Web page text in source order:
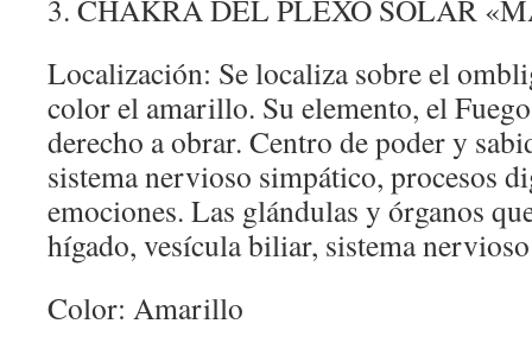
3. CHAKRA DEL PLEXO SOLAR
Localización: Se localiza sobre el
color el amarillo. Su elemento, el
derecho a obrar. Centro de poder y
sistema nervioso simpático, procesos
emociones. Las glándulas y órganos
hígado, vesícula biliar, sistema
Color: Amarillo